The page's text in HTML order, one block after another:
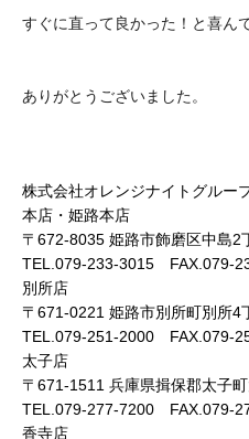
すぐに直って良かった！と喜ん
ありがとうございました。
株式会社オレンジナイトグルー
本店・姫路本店
〒672-8035 姫路市飾磨区中島2
TEL.079-233-3015 FAX.079-
別所店
〒671-0221 姫路市別所町別所4
TEL.079-251-2000 FAX.079-
太子店
〒671-1511 兵庫県揖保郡太子
TEL.079-277-7200 FAX.079-
香寺店